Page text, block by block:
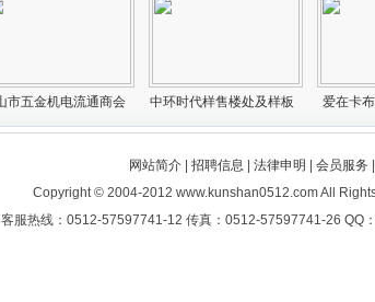
网站简介| 招聘信息 法律申明 会员服务
Copyright © 2004-2012 www.kunshan0512.com All
客服热线：0512-57597741-12 传真：0512-57597741-26 QQ